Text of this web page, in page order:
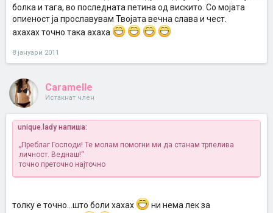
болка и тага, во последната петина од вискито. Со мојата
опиеност ја прославувам Твојата вечна слава и чест.
ахахах точно така ахаха
8 јануари 2011
Caramelle
Истакнат член
unique.lady напиша:
„Преблаг Господи! Те молам помогни ми да станам трпелива
личност. Веднаш!“
точно преточно најточно
толку е точно...што боли хахах
ни нема лек за